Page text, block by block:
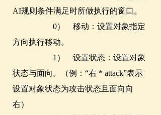
AI规则条件满足时所做执行的窗口。
0） 移动：设置对象指定
方向执行移动。
1） 设置状态：设置对象
状态与面向。（例：“右 * attack”表示
设置对象状态为攻击状态且面向向
右）